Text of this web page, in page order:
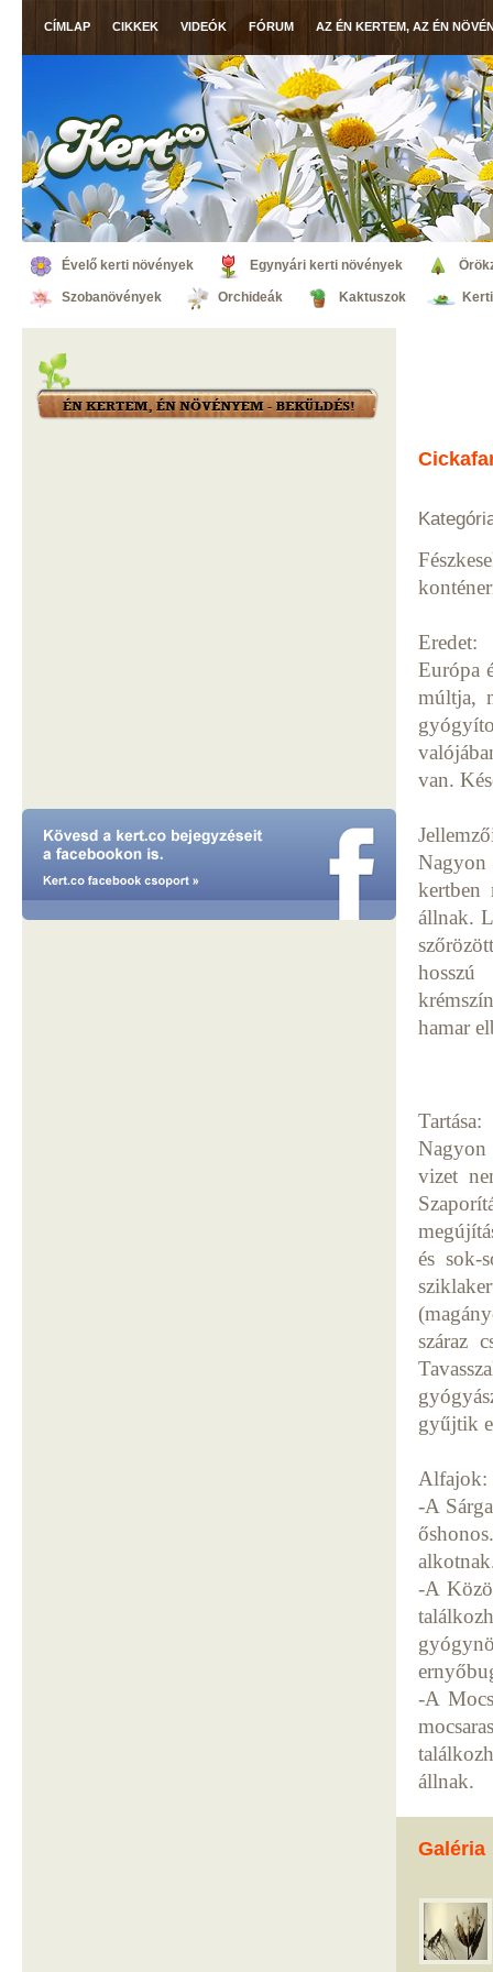
CÍMLAP CIKKEK VIDEÓK FÓRUM AZ ÉN KERTEM, AZ ÉN
Évelő kerti növények Egynyári kerti növények
Szobanövények Orchideák Kaktuszok
Eredet:
Európa
múltja,
van.
Nagyon
kertben
állnak.
hosszú
hamar
Tartása:
Nagyon
vizet
és sok-
száraz
Alfajok:
-A
-A
-A
állnak.
Galéria